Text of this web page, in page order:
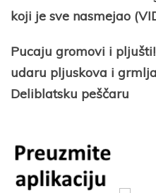
koji je sve nasmejao
Pucaju gromovi i
udaru pljuskova i
Deliblatsku peščaru